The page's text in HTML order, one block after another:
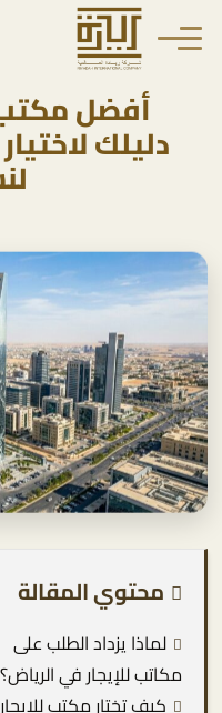
أفضل مكتب
دليلك
محتوي المقالة
لماذا يزداد الطلب على
مكاتب للإيجار في الرياض؟
كيف تختار مكتب للايجار